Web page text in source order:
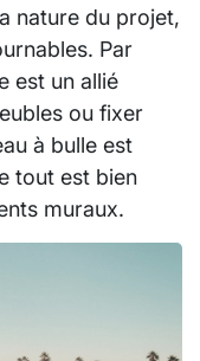
nature du projet,
Par
est un allié
ou fixer
à bulle est
tout est bien
muraux.